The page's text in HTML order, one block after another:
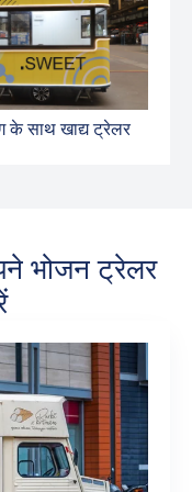
के साथ खाद्य ट्रेलर
भोजन ट्रेलर